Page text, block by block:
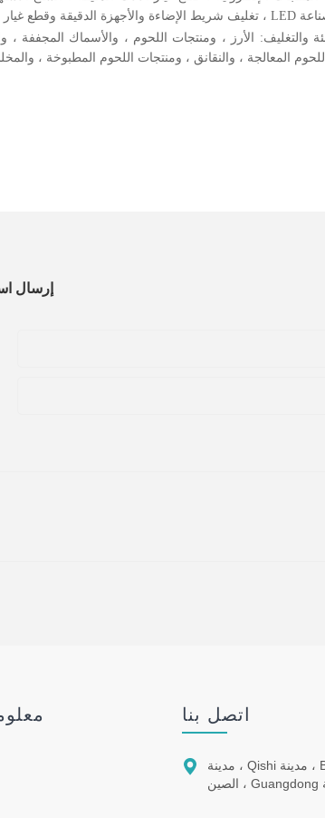
والتغليف: الأرز ، ومنتجات اللحوم ، والأسماك المجففة
المعالجة ، والنقانق ، ومنتجات اللحوم المطبوخة ،
إرسال
اتصل بنا

No.22 طريق Baoyuan ، YangWu ، مدينة Qishi ، مدينة